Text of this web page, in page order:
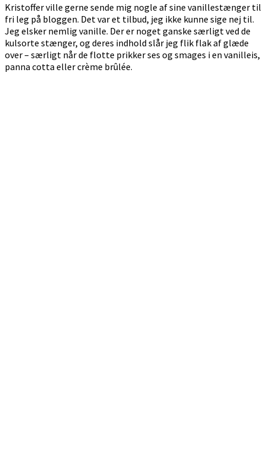
Kristoffer ville gerne sende mig nogle af sine vanillestænger til
fri leg på bloggen. Det var et tilbud, jeg ikke kunne sige nej til.
Jeg elsker nemlig vanille. Der er noget ganske særligt ved de
kulsorte stænger, og deres indhold slår jeg flik flak af glæde
over – særligt når de flotte prikker ses og smages i en vanilleis,
panna cotta eller crème brûlée.